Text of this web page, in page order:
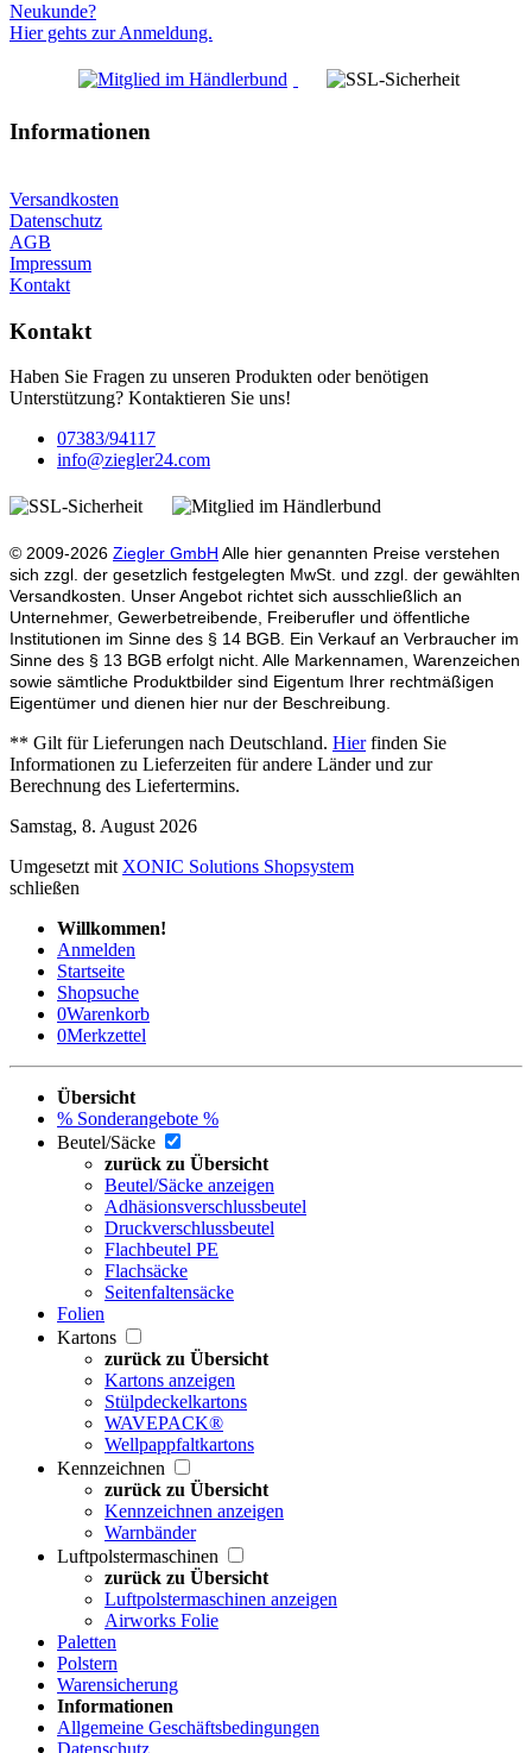
Neukunde?
Hier gehts zur Anmeldung.
Informationen
Versandkosten
Datenschutz
AGB
Impressum
Kontakt
Kontakt
Haben Sie Fragen zu unseren Produkten oder benötigen
Unterstützung? Kontaktieren Sie uns!
07383/94117
info@ziegler24.com
© 2009-2026 Ziegler GmbH Alle hier genannten Preise verstehen
sich zzgl. der gesetzlich festgelegten MwSt. und zzgl. der gewählten
Versandkosten. Unser Angebot richtet sich ausschließlich an
Unternehmer, Gewerbetreibende, Freiberufler und öffentliche
Institutionen im Sinne des § 14 BGB. Ein Verkauf an Verbraucher im
Sinne des § 13 BGB erfolgt nicht. Alle Markennamen, Warenzeichen
sowie sämtliche Produktbilder sind Eigentum Ihrer rechtmäßigen
Eigentümer und dienen hier nur der Beschreibung.
** Gilt für Lieferungen nach Deutschland. Hierfinden Sie
Informationen zu Lieferzeiten für andere Länder und zur
Berechnung des Liefertermins.
Samstag, 8. August 2026
Umgesetzt mit XONIC Solutions Shopsystem
schließen
Willkommen!
Anmelden
Startseite
Shopsuche
0Warenkorb
0Merkzettel
Übersicht
% Sonderangebote %
Beutel/Säcke
zurück zu Übersicht
Beutel/Säcke anzeigen
Adhäsionsverschlussbeutel
Druckverschlussbeutel
Flachbeutel PE
Flachsäcke
Seitenfaltensäcke
Folien
Kartons
zurück zu Übersicht
Kartons anzeigen
Stülpdeckelkartons
WAVEPACK®
Wellpappfaltkartons
Kennzeichnen
zurück zu Übersicht
Kennzeichnen anzeigen
Warnbänder
Luftpolstermaschinen
zurück zu Übersicht
Luftpolstermaschinen anzeigen
Airworks Folie
Paletten
Polstern
Warensicherung
Informationen
Allgemeine Geschäftsbedingungen